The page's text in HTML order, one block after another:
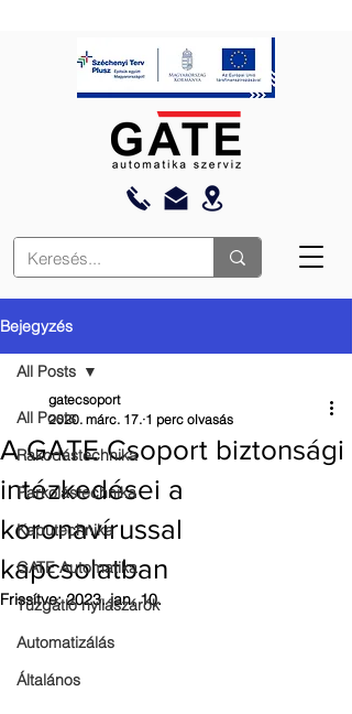
Bejegyzés
All Posts
Rakodástechnika
Parkolástechnika
Kaputechnika
GATE Automatika
Tűzgátló nyílászárók
Automatizálás
Általános
All Posts
A GATE Csoport biztonsági
intézkedései a
koronavírussal
kapcsolatban
gatecsoport
2020. márc. 17. 1 perc olvasás
Frissítve:2023. jan. 10.